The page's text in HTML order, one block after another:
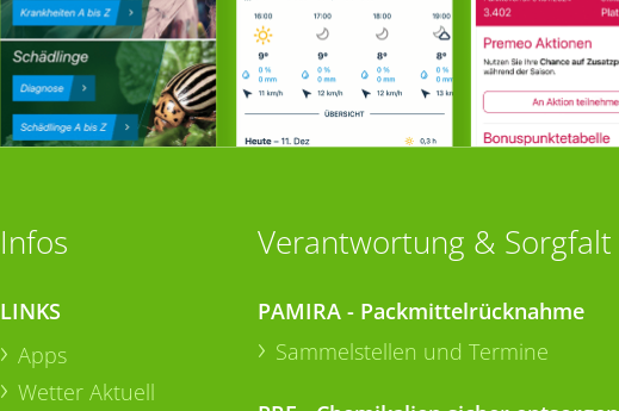
Infos
LINKS
Apps
Wetter Aktuell
Verantwortung & Sorgfalt
PAMIRA - Packmittelrücknahme
Sammelstellen und Termine